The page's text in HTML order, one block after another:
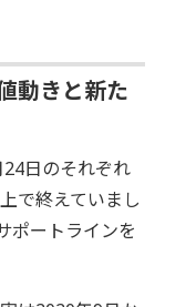
動きと新た
日のそれぞれ
で終えていまし
ポートラインを